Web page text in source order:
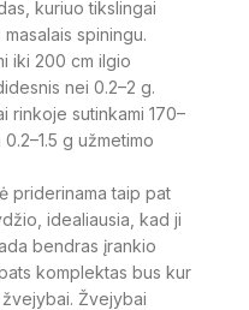
kuriuo tikslingai
spiningu.
iki 200 cm ilgio
nei 0.2–2 g.
rinkoje sutinkami 170–
g užmetimo
priderinama taip pat
idealiausia, kad ji
bendras įrankio
komplektas bus kur
Žvejybai